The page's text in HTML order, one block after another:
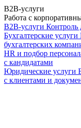
B2B-услуги
Работа с
B2B-услуги Контроль
Бухгалтерские услуги
бухгалтерских
HR и подбор
с кандидатами
Юридические услуги
с клиентами и